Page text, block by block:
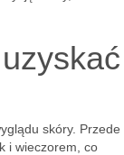
skóry. Przede
i wieczorem, co